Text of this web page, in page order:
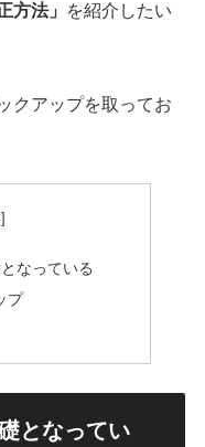
方法」
を紹介したい
クアップを取ってお
なっている
プ
となってい